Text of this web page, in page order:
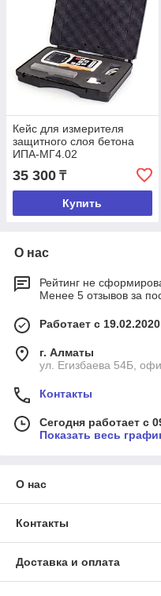
Кейс для измерителя
защитного слоя бетона
ИПА-МГ4.02
35 300 ₸
Купить
О нас
Рейтинг не
Менее 5 отзывов за
Работает с 19.02.2020
г. Алматы
ул. Егизбаева 54Б,
Контакты
Сегодня работает с
Показать весь
О нас
Контакты
Доставка и оплата